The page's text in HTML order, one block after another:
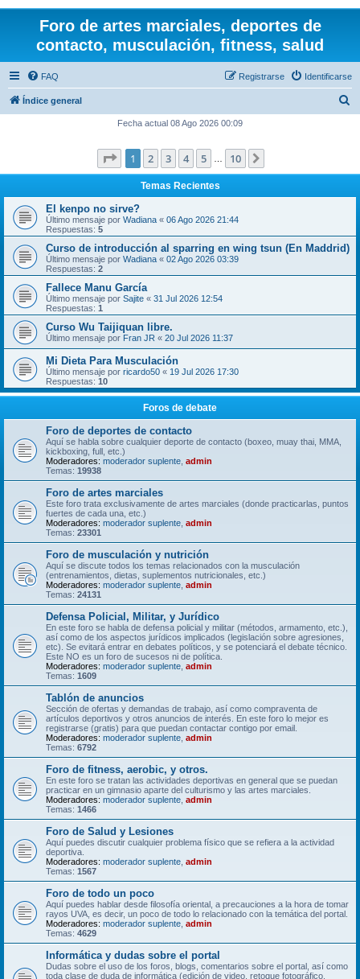
Foro de artes marciales, deportes de
contacto, musculación, fitness, salud
FAQ Identificarse
Registrarse
Índice general
a
r
Fecha actual 08 Ago 2026 00:09
Página de 10
1 2 3 4 5 10
Temas Recientes
El kenpo no sirve?
Último mensaje por Wadiana « 06 Ago 2026 21:44
Respuestas: 5
Curso de introducción al sparring en wing tsun (En Maddrid)
Último mensaje por Wadiana « 02 Ago 2026 03:39
Respuestas: 2
Fallece Manu García
Último mensaje por Sajite « 31 Jul 2026 12:54
Respuestas: 1
Curso Wu Taijiquan libre.
Último mensaje por Fran JR « 20 Jul 2026 11:37
Mi Dieta Para Musculación
Último mensaje por ricardo50 « 19 Jul 2026 17:30
Respuestas: 10
Foros de debate
Foro de deportes de contacto
Aquí se habla sobre cualquier deporte de contacto (boxeo, muay thai, MMA,
kickboxing, full, etc.)
Moderadores: moderador suplente admin
Temas: 19938
Foro de artes marciales
Este foro trata exclusivamente de artes marciales (donde practicarlas, puntos
fuertes de cada una, etc.)
Moderadores: moderador suplente admin
Temas: 23301
Foro de musculación y nutrición
Aquí se discute todos los temas relacionados con la musculación
(entrenamientos, dietas, suplementos nutricionales, etc.)
Moderadores: moderador suplente admin
Temas: 24131
Defensa Policial, Militar, y Jurídico
En este foro se habla de defensa policial y militar (métodos, armamento, etc.),
así como de los aspectos jurídicos implicados (legislación sobre agresiones,
etc). Se evitará entrar en debates políticos, y se potenciará el debate técnico.
Este NO es un foro de sucesos ni de política.
Moderadores: moderador suplente admin
Temas: 1609
Tablón de anuncios
Sección de ofertas y demandas de trabajo, así como compraventa de
artículos deportivos y otros anuncios de interés. En este foro lo mejor es
registrarse (gratis) para que puedan contactar contigo por email.
Moderadores: moderador suplente admin
Temas: 6792
Foro de fitness, aerobic, y otros.
En este foro se tratan las actividades deportivas en general que se puedan
practicar en un gimnasio aparte del culturismo y las artes marciales.
Moderadores: moderador suplente admin
Temas: 1466
Foro de Salud y Lesiones
Aquí puedes discutir cualquier problema físico que se refiera a la actividad
deportiva.
Moderadores: moderador suplente admin
Temas: 1567
Foro de todo un poco
Aquí puedes hablar desde filosofía oriental, a precauciones a la hora de tomar
rayos UVA, es decir, un poco de todo lo relacionado con la temática del portal.
Moderadores: moderador suplente admin
Temas: 4629
Informática y dudas sobre el portal
Dudas sobre el uso de los foros, blogs, comentarios sobre el portal, así como
toda clase de duda de informática (edición de video, retoque fotográfico,